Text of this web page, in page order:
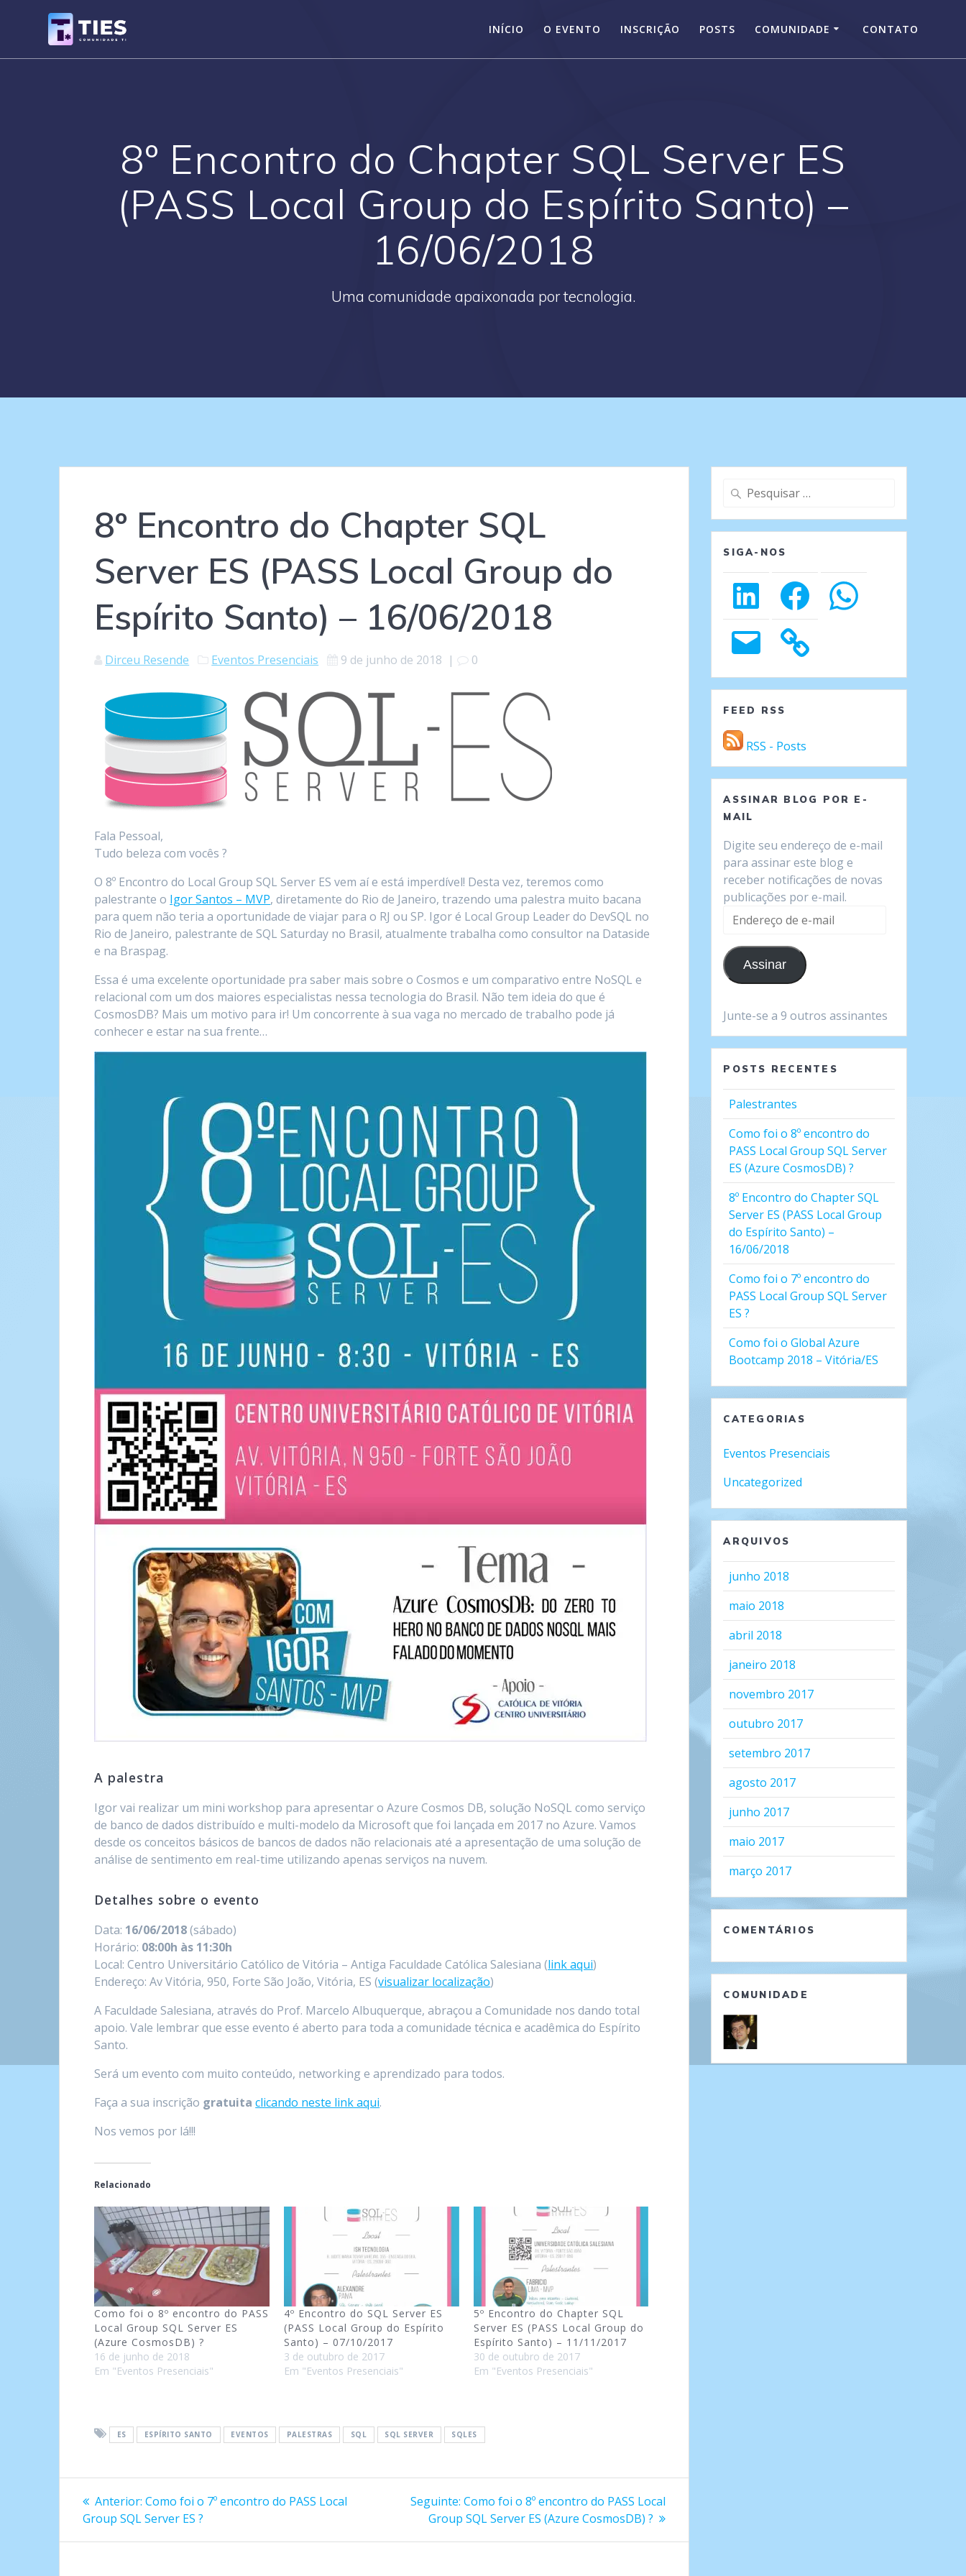
INÍCIO O EVENTO INSCRIÇÃO POSTS COMUNIDADE CONTATO
8º Encontro do Chapter SQL Server ES
(PASS Local Group do Espírito Santo) –
16/06/2018
Uma comunidade apaixonada por tecnologia.
8º Encontro do Chapter SQL
Server ES (PASS Local Group do
Espírito Santo) – 16/06/2018
Dirceu Resende Eventos Presenciais 9 de junho de 2018 | 0
Fala Pessoal,
Tudo beleza com vocês ?
O 8º Encontro do Local Group SQL Server ES vem aí e está imperdível! Desta vez, teremos como
palestrante o Igor Santos – MVP, diretamente do Rio de Janeiro, trazendo uma palestra muito bacana
para quem não teria a oportunidade de viajar para o RJ ou SP. Igor é Local Group Leader do DevSQL no
Rio de Janeiro, palestrante de SQL Saturday no Brasil, atualmente trabalha como consultor na Dataside
e na Braspag.
Essa é uma excelente oportunidade pra saber mais sobre o Cosmos e um comparativo entre NoSQL e
relacional com um dos maiores especialistas nessa tecnologia do Brasil. Não tem ideia do que é
CosmosDB? Mais um motivo para ir! Um concorrente à sua vaga no mercado de trabalho pode já
conhecer e estar na sua frente…
A palestra
Igor vai realizar um mini workshop para apresentar o Azure Cosmos DB, solução NoSQL como serviço
de banco de dados distribuído e multi-modelo da Microsoft que foi lançada em 2017 no Azure. Vamos
desde os conceitos básicos de bancos de dados não relacionais até a apresentação de uma solução de
análise de sentimento em real-time utilizando apenas serviços na nuvem.
Detalhes sobre o evento
Data: 16/06/2018(sábado)
Horário: 08:00h às 11:30h
Local: Centro Universitário Católico de Vitória – Antiga Faculdade Católica Salesiana (link aqui)
Endereço: Av Vitória, 950, Forte São João, Vitória, ES (visualizar localização)
A Faculdade Salesiana, através do Prof. Marcelo Albuquerque, abraçou a Comunidade nos dando total
apoio. Vale lembrar que esse evento é aberto para toda a comunidade técnica e acadêmica do Espírito
Santo.
Será um evento com muito conteúdo, networking e aprendizado para todos.
Faça a sua inscrição gratuita clicando neste link aqui.
Nos vemos por lá!!!
Relacionado
Como foi o 8º encontro do PASS
Local Group SQL Server ES
(Azure CosmosDB) ?
16 de junho de 2018
Em "Eventos Presenciais"
4º Encontro do SQL Server ES
(PASS Local Group do Espírito
Santo) – 07/10/2017
3 de outubro de 2017
Em "Eventos Presenciais"
5º Encontro do Chapter SQL
Server ES (PASS Local Group do
Espírito Santo) – 11/11/2017
30 de outubro de 2017
Em "Eventos Presenciais"
ES ESPÍRITO SANTO EVENTOS PALESTRAS SQL SQL SERVER SQLES
Navegação
de
Anterior: Post
anterior:
Como foi o 7º encontro do PASS Local
Group SQL Server ES ?
Seguinte: Post
seguinte:
Como foi o 8º encontro do PASS Local
Group SQL Server ES (Azure CosmosDB) ?
Pesquisar
SIGA-NOS
LinkedIn Facebook WhatsApp
E-
mail
FEED RSS
RSS - Posts
ASSINAR BLOG POR E-
MAIL
Digite seu endereço de e-mail
para assinar este blog e
receber notificações de novas
publicações por e-mail.
Endereço
e-
mail Assinar
Junte-se a 9 outros assinantes
POSTS RECENTES
Palestrantes
Como foi o 8º encontro do
PASS Local Group SQL Server
ES (Azure CosmosDB) ?
8º Encontro do Chapter SQL
Server ES (PASS Local Group
do Espírito Santo) –
16/06/2018
Como foi o 7º encontro do
PASS Local Group SQL Server
ES ?
Como foi o Global Azure
Bootcamp 2018 – Vitória/ES
CATEGORIAS
Eventos Presenciais
Uncategorized
ARQUIVOS
junho 2018
maio 2018
abril 2018
janeiro 2018
novembro 2017
outubro 2017
setembro 2017
agosto 2017
junho 2017
maio 2017
março 2017
COMENTÁRIOS
COMUNIDADE